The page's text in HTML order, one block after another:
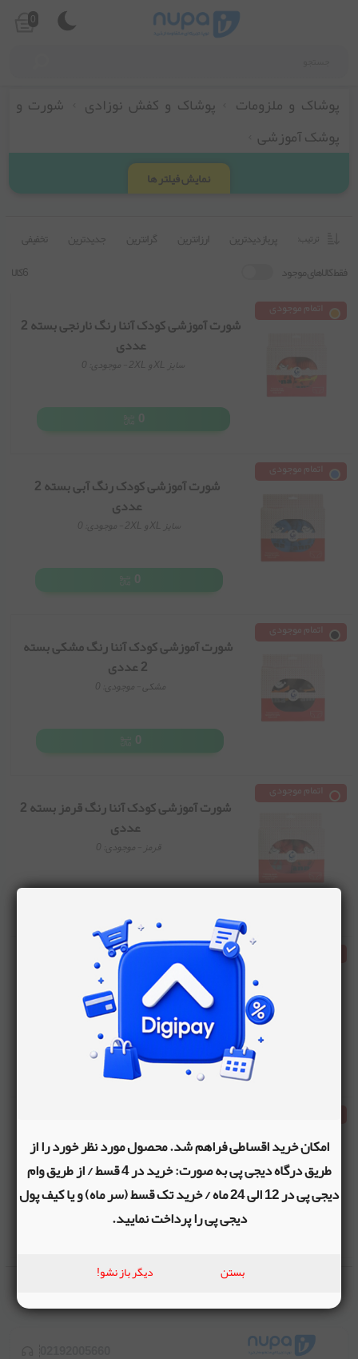
0
پوشاک و ملزومات پوشاک و کفش نوزادی
شورت و
پوشک آموزشی
نمایش فیلتر ها
ترتیب: پربازدیدترین ارزانترین گرانترین جدیدترین
تخفیفی
فقط کالاهای موجود
6کالا
شورت آموزشی کودک آننا رنگ نارنجی بسته 2
عددی
سایز XL و 2XL - موجودی: 0
0
اتمام موجودی
شورت آموزشی کودک رنگ آبی بسته 2
عددی
سایز XL و 2XL - موجودی: 0
0
اتمام موجودی
شورت آموزشی کودک آننا رنگ مشکی بسته
2 عددی
مشکی - موجودی: 0
0
اتمام موجودی
شورت آموزشی کودک آننا رنگ قرمز بسته 2
عددی
قرمز - موجودی: 0
اتمام موجودی
شورت آموزشی کودک آننا رنگ سرمه ای
بسته 2 عددی
سرمه ای - موجودی:0
0
عددی
زرد- موجودی:0
0
امکان خرید اقساطی فراهم شد. محصول مورد نظر خورد را از
طریق درگاه دیجی پی به صورت: خرید در 4 قسط / از طریق وام
دیجی پی در 12 الی 24 ماه / خرید تک قسط (سر ماه) و یا کیف پول
دیجی پی را پرداخت نمایید.
بستن دیگر باز نشو!